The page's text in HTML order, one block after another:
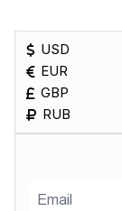
USD
EUR
GBP
RUB